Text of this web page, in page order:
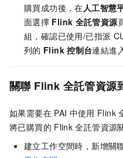
購買成功後，在 人工智慧
面選擇 Flink 全託管資源
組，確認已使用/已指派
列的 Flink 控制台連結進
關聯 Flink 全託管資源
如果需要在 PAI 中使用 Flink
將已購買的 Flink 全託管資源
建立工作空間時，新增關